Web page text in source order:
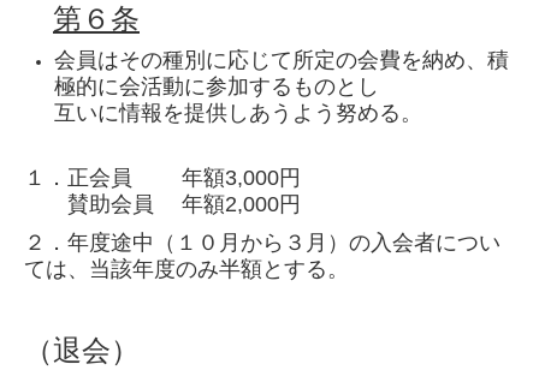
第６条
会員はその種別に応じて所定の会費を納め、積
極的に会活動に参加するものとし
互いに情報を提供しあうよう努める。
１．正会員 年額3,000円
賛助会員 年額2,000円
２．年度途中（１０月から３月）の入会者につい
ては、当該年度のみ半額とする。
（退会）